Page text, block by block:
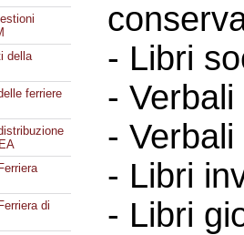
della
ferriere
di
- Libri
-
-
- Libri
- Libri